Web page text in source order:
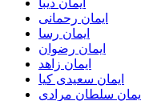
ایمان رحمانی
ایمان رسا
ایمان رضوان
ایمان زاهد
ایمان سعیدی کیا
ایمان سلطان مرادی